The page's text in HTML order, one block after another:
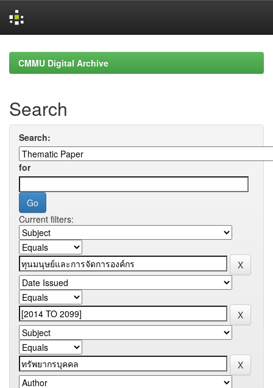
navigationCMMU Digital Archive
Search
Search:
for
Current filters: